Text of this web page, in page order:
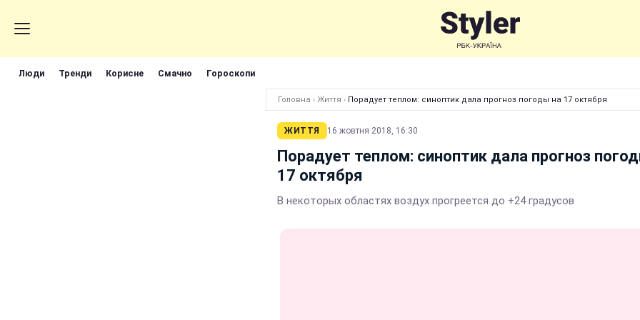
Люди Тренди Корисне Смачно Гороскопи
Головна › Життя › Порадует теплом: синоптик дала прогноз погоды на 17 октября
ЖИТТЯ 16 жовтня 2018, 16:30
Порадует теплом: синоптик дала прогноз
17 октября
В некоторых областях воздух прогреется до +24 градусов